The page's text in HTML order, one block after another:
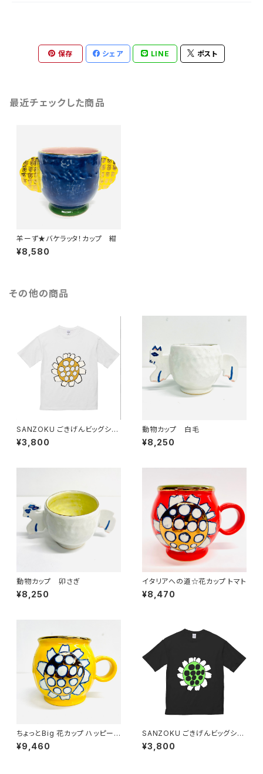
保存 シェア LINE ポスト
最近チェックした商品
羊ーず★バケラッタ！カップ 紺
¥8,580
その他の商品
SANZOKU ごきげんビッグシル
エットT★（ホワイト）
¥3,800
動物カップ 白毛
¥8,250
動物カップ 卯さぎ
¥8,250
イタリアへの道☆花カップ トマト
¥8,470
ちょっとBig 花カップ ハッピーイ
エロー
¥9,460
SANZOKU ごきげんビッグシル
エットT★（ブラック）
¥3,800